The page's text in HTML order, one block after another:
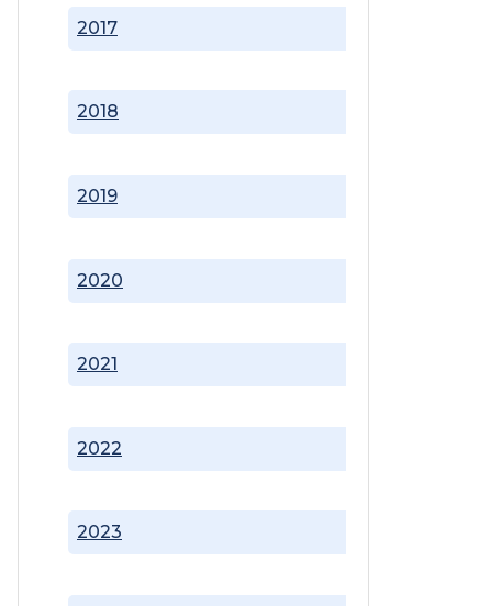
2017
2018
2019
2020
2021
2022
2023